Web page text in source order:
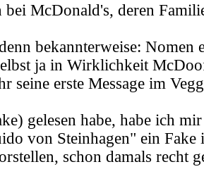
bei McDonald's, deren
bekannterweise: Nomen
ja in Wirklichkeit
seine erste Message im
gelesen habe, habe ich
von Steinhagen" ein Fake
schon damals recht